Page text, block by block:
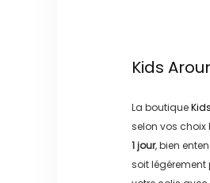
Kids
La boutique
selon vos choix
1 jour, bien
soit légérement